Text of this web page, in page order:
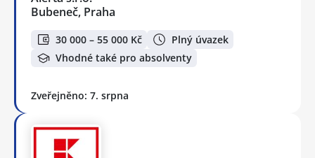
Bubeneč, Praha
30 000 – 55 000 Kč
Plný úvazek
Vhodné také pro absolventy
Zveřejněno: 7. srpna